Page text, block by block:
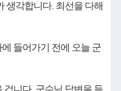
생각합니다. 최선을 다해
들어가기 전에 오늘 군